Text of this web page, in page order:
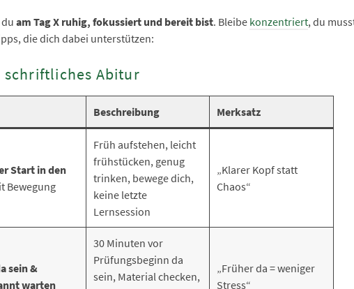
am Tag X ruhig, fokussiert und bereit bist. Bleibe konzentriert, du
die dich dabei unterstützen:
schriftliches Abitur
Beschreibung Merksatz
Start in den
Bewegung
Früh aufstehen, leicht
frühstücken, genug
trinken, bewege dich,
keine letzte
Lernsession
„Klarer Kopf statt
Chaos“
sein &
warten
30 Minuten vor
Prüfungsbeginn da
sein, Material checken,
„Früher da = weniger
Stress“